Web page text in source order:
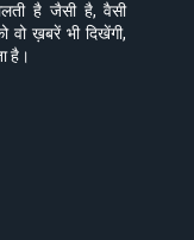
है जैसी है, वैसी
वो ख़बरें भी दिखेंगी,
है।